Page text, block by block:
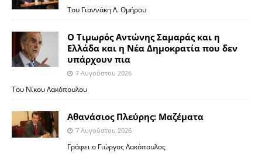
Του Γιαννάκη Λ. Ομήρου
Ο Τιμωρός Αντώνης Σαμαράς και η
Ελλάδα και η Νέα Δημοκρατία που δεν
υπάρχουν πια
7 Αυγούστου 2026
Του Νίκου Λακόπουλου
Αθανάσιος Πλεύρης: Μαζέματα
7 Αυγούστου 2026
Γράφει ο Γιώργος Λακόπουλος